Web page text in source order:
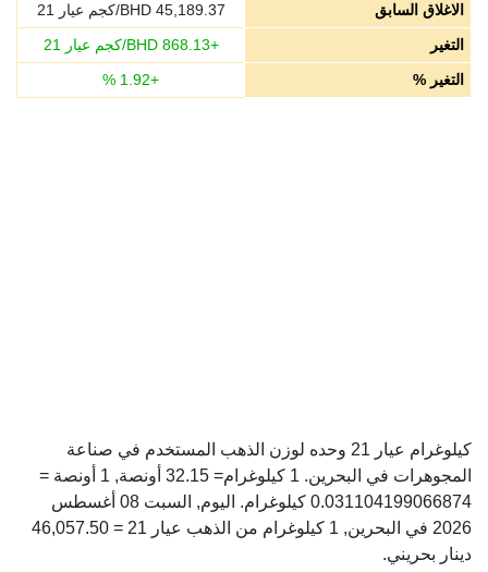
الاغلاق السابق
45,189.37 BHD/كجم عيار 21
التغير
+
868.13 BHD/كجم عيار 21
التغير %
+
1.92
%
كيلوغرام عيار 21 وحده لوزن الذهب المستخدم في صناعة
المجوهرات في البحرين. 1 كيلوغرام= 32.15 أونصة, 1 أونصة =
0.031104199066874 كيلوغرام. اليوم, السبت 08 أغسطس
2026 في البحرين, 1 كيلوغرام من الذهب عيار 21 = 46,057.50
دينار بحريني.